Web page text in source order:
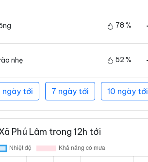
78 %
nhẹ 52 %
ngày tới 7 ngày tới 10 ngày tới
Phú Lâm trong 12h tới